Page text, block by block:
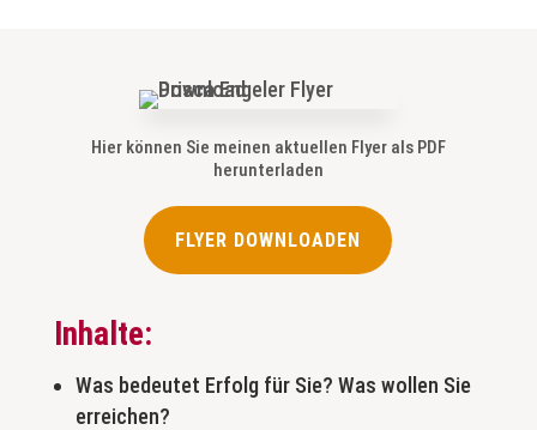
Hier können Sie meinen aktuellen Flyer als PDF
herunterladen
FLYER DOWNLOADEN
Inhalte:
Was bedeutet Erfolg für Sie? Was wollen Sie
erreichen?